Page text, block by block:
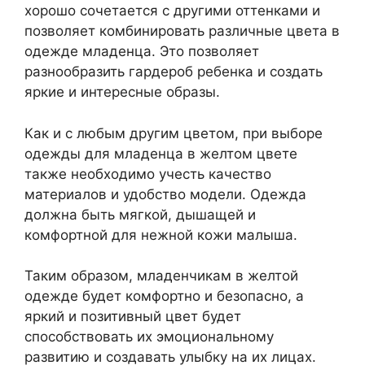
хорошо сочетается с другими оттенками и
позволяет комбинировать различные цвета в
одежде младенца. Это позволяет
разнообразить гардероб ребенка и создать
яркие и интересные образы.
Как и с любым другим цветом, при выборе
одежды для младенца в желтом цвете
также необходимо учесть качество
материалов и удобство модели. Одежда
должна быть мягкой, дышащей и
комфортной для нежной кожи малыша.
Таким образом, младенчикам в желтой
одежде будет комфортно и безопасно, а
яркий и позитивный цвет будет
способствовать их эмоциональному
развитию и создавать улыбку на их лицах.